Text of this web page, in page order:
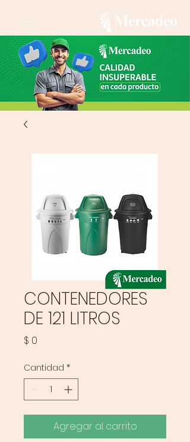
CONTENEDORES
DE 121 LITROS
$ 0
Cantidad *
Agregar al carrito